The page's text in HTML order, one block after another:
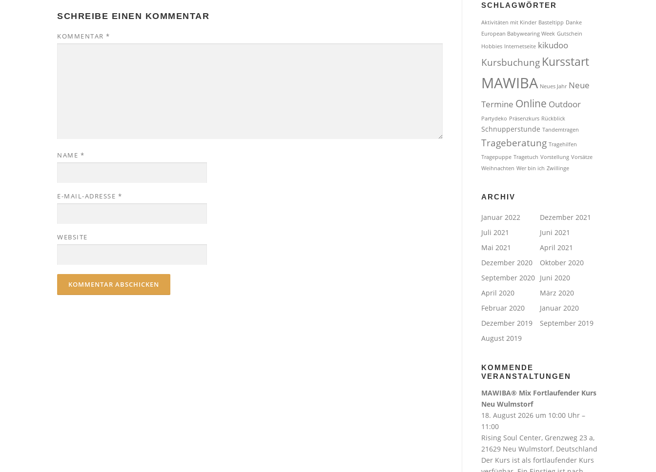
SCHREIBE EINEN KOMMENTAR
KOMMENTAR *
NAME *
E-MAIL-ADRESSE *
WEBSITE
SCHLAGWÖRTER
Aktivitäten mit Kinder Basteltipp Danke
European Babywearing Week Gutschein
Hobbies Internetseite kikudoo
Kursbuchung Kursstart
MAWIBA Neues Jahr Neue
Termine Online Outdoor
Partydeko Präsenzkurs Rückblick
Schnupperstunde Tandemtragen
Trageberatung Tragehilfen
Tragepuppe Tragetuch Vorstellung Vorsätze
Weihnachten Wer bin ich Zwillinge
ARCHIV
Januar 2022
Dezember 2021
Juli 2021
Juni 2021
Mai 2021
April 2021
Dezember 2020
Oktober 2020
September 2020 Juni 2020
April 2020
März 2020
Februar 2020
Januar 2020
Dezember 2019
September 2019
August 2019
KOMMENDE
VERANSTALTUNGEN
MAWIBA® Mix Fortlaufender Kurs
Neu Wulmstorf
18. August 2026 um 10:00 Uhr –
11:00
Rising Soul Center, Grenzweg 23 a,
21629 Neu Wulmstorf, Deutschland
Der Kurs ist als fortlaufender Kurs